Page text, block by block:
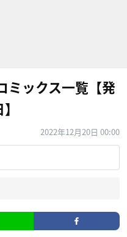
ミックス一覧【発
2022年12月20日 00:00